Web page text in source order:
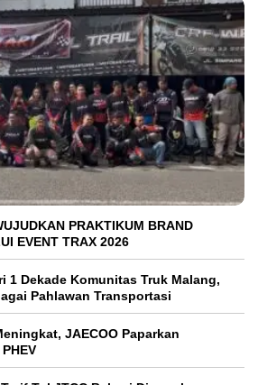
PRAKTIKUM BRAND
EVENT TRAX 2026
1 Dekade Komunitas Truk Malang,
Pahlawan Transportasi
JAECOO Paparkan